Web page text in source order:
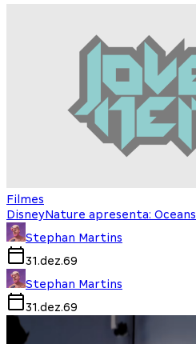
Filmes
DisneyNature apresenta: Oceans
Stephan Martins
31.dez.69
Stephan Martins
31.dez.69